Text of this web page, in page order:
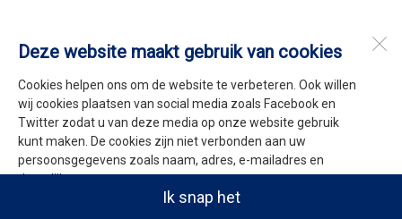
Deze website maakt gebruik van cookies
Cookies helpen ons om de website te verbeteren. Ook willen
wij cookies plaatsen van social media zoals Facebook en
Twitter zodat u van deze media op onze website gebruik
kunt maken. De cookies zijn niet verbonden aan uw
persoonsgegevens zoals naam, adres, e-mailadres en
dergelijke.
Ik snap het